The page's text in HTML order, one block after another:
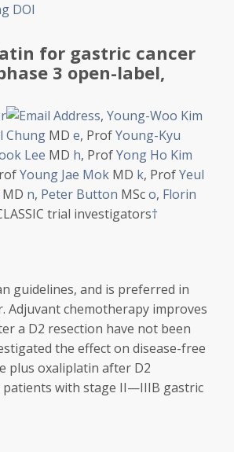
DOI
for gastric cancer
3 open-label,
, Young-Woo Kim
Chung MD e, ProfYoung-Kyu
Lee MD h, ProfYong Ho Kim
Young Jae Mok MD k, ProfYeul
MD n, Peter Button MSco, Florin
trial investigators†
guidelines, and is preferred in
Adjuvant chemotherapy improves
a D2 resection have not been
the effect on disease-free
plus oxaliplatin after D2
patients with stage II—IIIB gastric